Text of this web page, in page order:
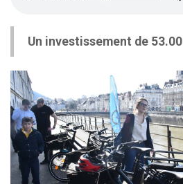
Un investissement de